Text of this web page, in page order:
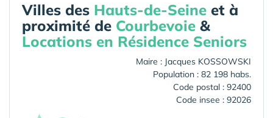
Villes des Hauts-de-Seine et à
proximité de Courbevoie &
Locations en Résidence Seniors
Maire : Jacques KOSSOWSKI
Population : 82 198 habs.
Code postal : 92400
Code insee : 92026